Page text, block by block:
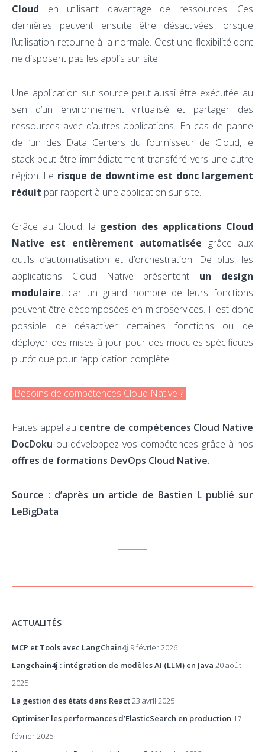
Cloud en utilisant davantage de ressources. Ces
dernières peuvent ensuite être désactivées lorsque
l’utilisation retourne à la normale. C’est une flexibilité dont
ne disposent pas les applis sur site.
Une application sur source peut aussi être exécutée au
sen d’un environnement virtualisé et partager des
ressources avec d’autres applications. En cas de panne
de l’un des Data Centers du fournisseur de Cloud, le
stack peut être immédiatement transféré vers une autre
région. Le risque de downtime est donc largement
réduit par rapport à une application sur site.
Grâce au Cloud, la gestion des applications Cloud
Native est entièrement automatisée grâce aux
outils d’automatisation et d’orchestration. De plus, les
applications Cloud Native présentent un design
modulaire, car un grand nombre de leurs fonctions
peuvent être décomposées en microservices. Il est donc
possible de désactiver certaines fonctions ou de
déployer des mises à jour pour des modules spécifiques
plutôt que pour l’application complète.
Besoins de compétences Cloud Native ?
Faites appel au centre de compétences Cloud Native
DocDoku ou développez vos compétences grâce à nos
offres de formations DevOps Cloud Native.
Source : d’après un article de Bastien L publié sur
LeBigData
ACTUALITÉS
MCP et Tools avec LangChain4j 9 février 2026
Langchain4j : intégration de modèles AI (LLM) en Java 20 août
2025
La gestion des états dans React23 avril 2025
Optimiser les performances d’ElasticSearch en production 17
février 2025